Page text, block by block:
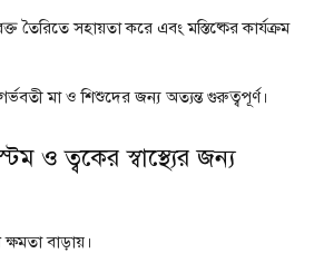
তৈরিতে সহায়তা করে এবং মস্তিষ্কের কার্যক্রম
মা ও শিশুদের জন্য অত্যন্ত গুরুত্বপূর্ণ।
ও ত্বকের স্বাস্থ্যের জন্য
বাড়ায়।